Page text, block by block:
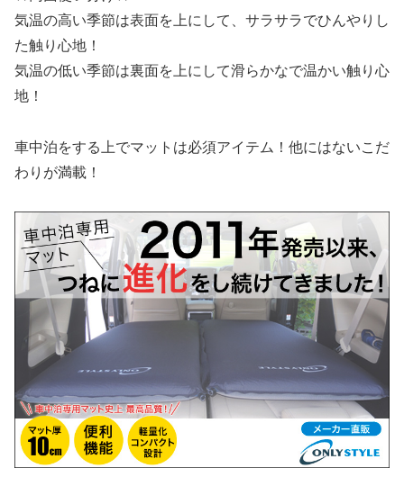
気温の高い季節は表面を上にして、サラサラでひんやりし
た触り心地！
気温の低い季節は裏面を上にして滑らかなで温かい触り心
地！
車中泊をする上でマットは必須アイテム！他にはないこだ
わりが満載！